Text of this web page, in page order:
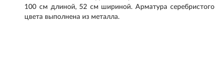
100 см длиной, 52 см шириной. Арматура серебристого
цвета выполнена из металла.